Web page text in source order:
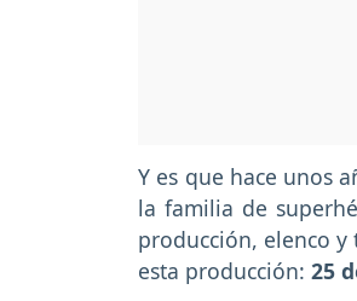
Y es que hace unos
la familia de
producción, elenco y
esta producción: 25